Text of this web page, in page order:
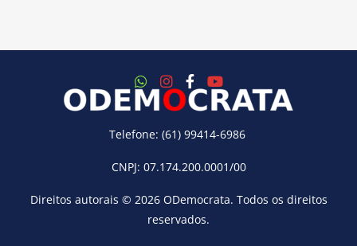
Telefone: (61) 99414-6986
CNPJ: 07.174.200.0001/00
Direitos autorais © 2026 ODemocrata. Todos os direitos
reservados.